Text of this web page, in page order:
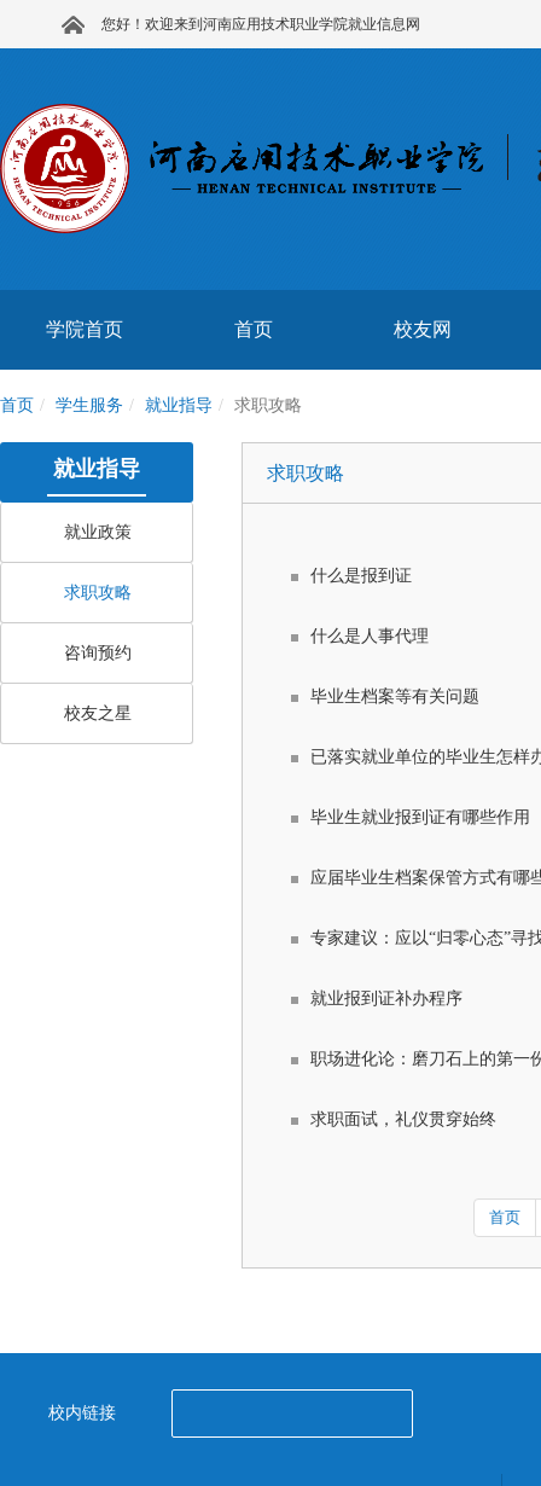
您好！欢迎来到河南应用技术职业学院就业信息网
学院首页 首页 校友网
首页 学生服务 就业指导 求职攻略
就业指导
就业政策
求职攻略
咨询预约
校友之星
求职攻略
什么是报到证
什么是人事代理
毕业生档案等有关问题
已落实就业单位的毕业生怎样
毕业生就业报到证有哪些作用
应届毕业生档案保管方式有哪
专家建议：应以“归零心态”寻
就业报到证补办程序
职场进化论：磨刀石上的第一
求职面试，礼仪贯穿始终
首页
校内链接